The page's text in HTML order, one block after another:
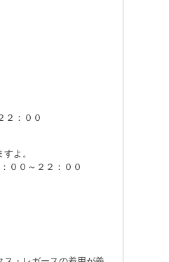
２：００
よ。
００～２２：００